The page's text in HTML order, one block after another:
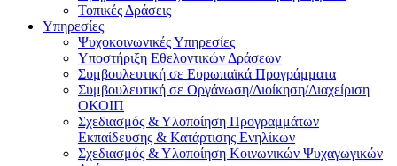
Τοπικές Δράσεις
Υπηρεσίες
Ψυχοκοινωνικές Υπηρεσίες
Υποστήριξη Εθελοντικών Δράσεων
Συμβουλευτική σε Ευρωπαϊκά Προγράμματα
Συμβουλευτική σε Οργάνωση/Διοίκηση/Διαχείριση
ΟΚΟΙΠ
Σχεδιασμός & Υλοποίηση Προγραμμάτων
Εκπαίδευσης & Κατάρτισης Ενηλίκων
Σχεδιασμός & Υλοποίηση Κοινωνικών Ψυχαγωγικών